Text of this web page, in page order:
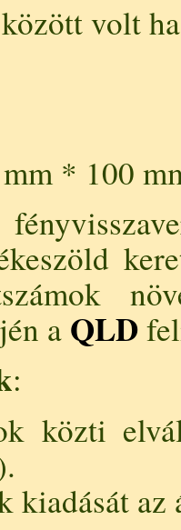
volt
* 100
a QLD
:
közti
kiadását